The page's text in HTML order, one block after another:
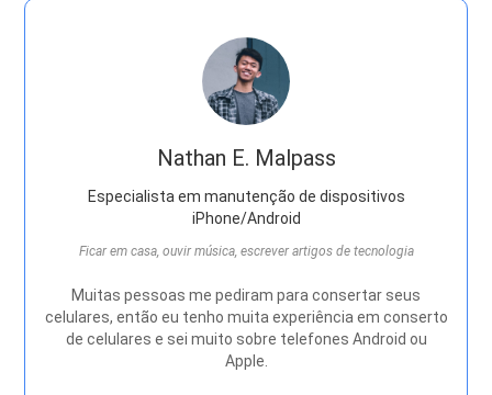
Nathan E. Malpass
Especialista em manutenção de dispositivos
iPhone/Android
Ficar em casa, ouvir música, escrever artigos de tecnologia
Muitas pessoas me pediram para consertar seus
celulares, então eu tenho muita experiência em conserto
de celulares e sei muito sobre telefones Android ou
Apple.